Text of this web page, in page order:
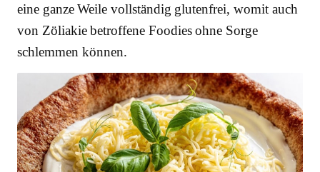
eine ganze Weile vollständig glutenfrei, womit auch
von Zöliakie betroffene Foodies ohne Sorge
schlemmen können.